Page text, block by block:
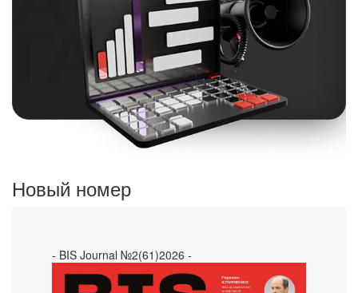
Новый номер
- BIS Journal №2(61)2026 -